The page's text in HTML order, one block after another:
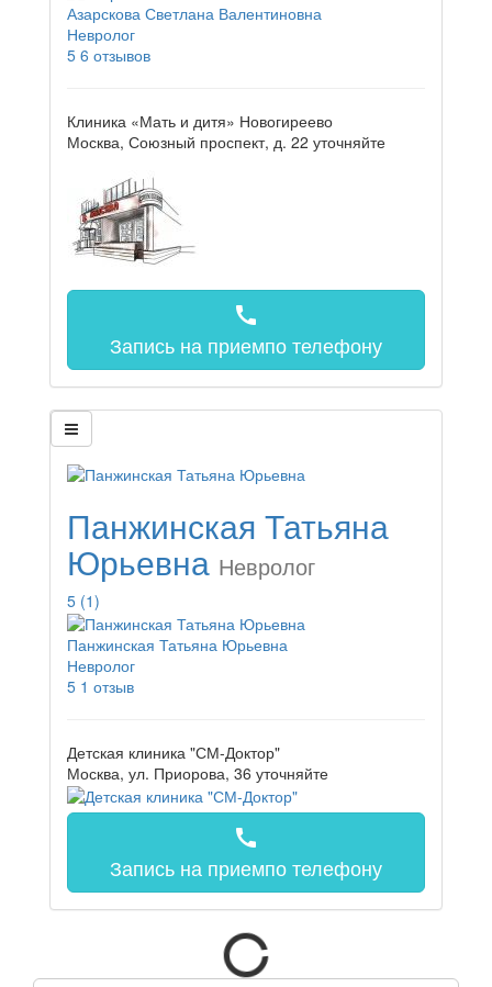
Азарскова Светлана Валентиновна
Невролог
5 6 отзывов
Клиника «Мать и дитя» Новогиреево
Москва, Союзный проспект, д. 22 уточняйте
call
Запись на приемпо телефону
Панжинская Татьяна
Юрьевна Невролог
5 (1)
Панжинская Татьяна Юрьевна
Невролог
5 1 отзыв
Детская клиника "СМ-Доктор"
Москва, ул. Приорова, 36 уточняйте
call
Запись на приемпо телефону